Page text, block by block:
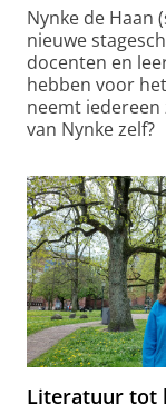
Nynke de Haan
nieuwe
docenten en
hebben voor
neemt iedereen
van Nynke zelf?
Literatuur tot